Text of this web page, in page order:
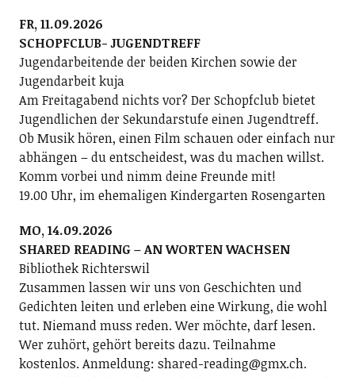
FR, 11.09.2026
SCHOPFCLUB- JUGENDTREFF
Jugendarbeitende der beiden Kirchen sowie der
Jugendarbeit kuja
Am Freitagabend nichts vor? Der Schopfclub bietet
Jugendlichen der Sekundarstufe einen Jugendtreff.
Ob Musik hören, einen Film schauen oder einfach nur
abhängen – du entscheidest, was du machen willst.
Komm vorbei und nimm deine Freunde mit!
19.00 Uhr, im ehemaligen Kindergarten Rosengarten
MO, 14.09.2026
SHARED READING – AN WORTEN WACHSEN
Bibliothek Richterswil
Zusammen lassen wir uns von Geschichten und
Gedichten leiten und erleben eine Wirkung, die wohl
tut. Niemand muss reden. Wer möchte, darf lesen.
Wer zuhört, gehört bereits dazu. Teilnahme
kostenlos. Anmeldung: shared-reading@gmx.ch.